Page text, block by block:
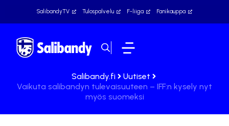
SalibandyTV Tulospalvelu F-liiga Fanikauppa
Salibandy.fi
Uutiset
Vaikuta salibandyn tulevaisuuteen – IFF:n kysely nyt
myös suomeksi